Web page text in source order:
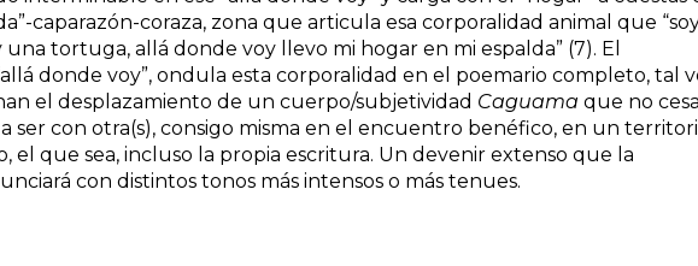
caparazón-coraza, zona que articula esa corporalidad animal que
una tortuga, allá donde voy llevo mi hogar en mi espalda” (7). El
donde voy”, ondula esta corporalidad en el poemario completo, tal
el desplazamiento de un cuerpo/subjetividad Caguama que no
ser con otra(s), consigo misma en el encuentro benéfico, en un
el que sea, incluso la propia escritura. Un devenir extenso que la
con distintos tonos más intensos o más tenues.